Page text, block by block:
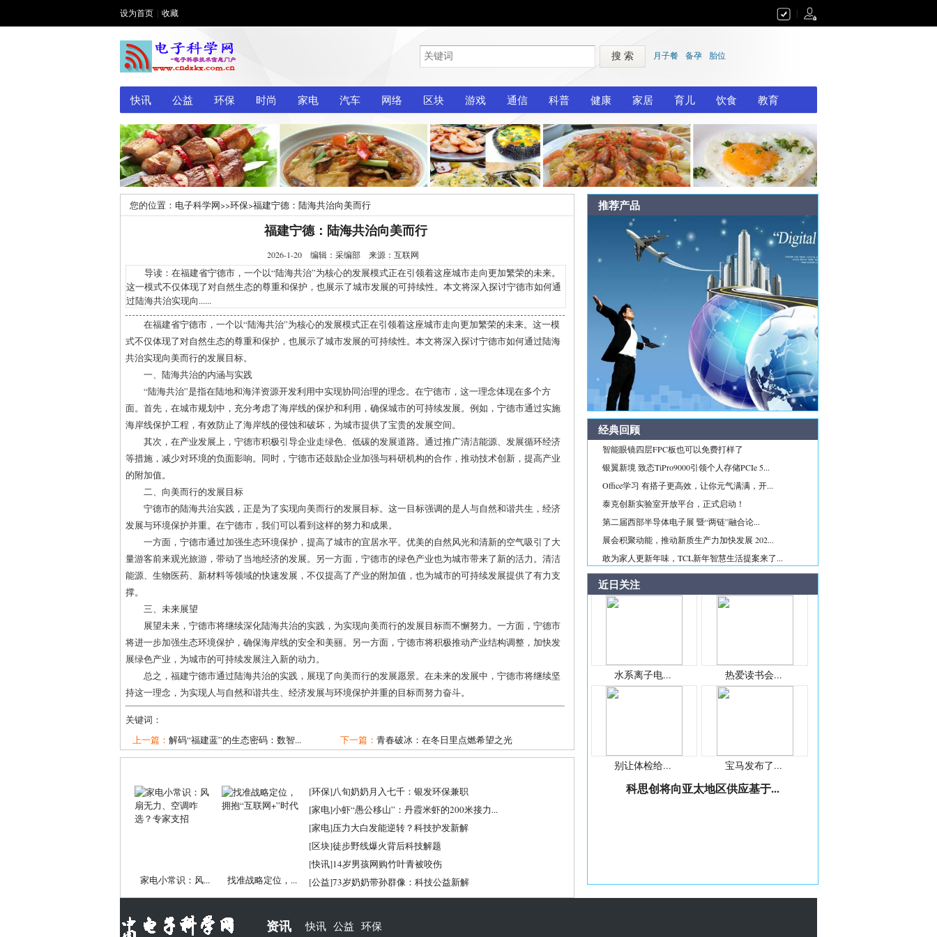
设为首页 收藏
搜 索 月子餐 备孕 胎位
快讯 公益 环保 时尚 家电 汽车 网络 区块 游戏 通信 科普 健康 家居 育儿 饮食 教育
您的位置： 电子科学网>>环保>福建宁德：陆海共治向美而行
福建宁德：陆海共治向美而行
2026-1-20 编辑：采编部 来源：互联网
导读：在福建省宁德市，一个以“陆海共治”为核心的发展模式正在引领着这座城市走向更加繁荣的未来。
这一模式不仅体现了对自然生态的尊重和保护，也展示了城市发展的可持续性。本文将深入探讨宁德市如何通
过陆海共治实现向......
在福建省宁德市，一个以“陆海共治”为核心的发展模式正在引领着这座城市走向更加繁荣的未来。这一模
式不仅体现了对自然生态的尊重和保护，也展示了城市发展的可持续性。本文将深入探讨宁德市如何通过陆海
共治实现向美而行的发展目标。
一、陆海共治的内涵与实践
“陆海共治”是指在陆地和海洋资源开发利用中实现协同治理的理念。在宁德市，这一理念体现在多个方
面。首先，在城市规划中，充分考虑了海岸线的保护和利用，确保城市的可持续发展。例如，宁德市通过实施
海岸线保护工程，有效防止了海岸线的侵蚀和破坏，为城市提供了宝贵的发展空间。
其次，在产业发展上，宁德市积极引导企业走绿色、低碳的发展道路。通过推广清洁能源、发展循环经济
等措施，减少对环境的负面影响。同时，宁德市还鼓励企业加强与科研机构的合作，推动技术创新，提高产业
的附加值。
二、向美而行的发展目标
宁德市的陆海共治实践，正是为了实现向美而行的发展目标。这一目标强调的是人与自然和谐共生，经济
发展与环境保护并重。在宁德市，我们可以看到这样的努力和成果。
一方面，宁德市通过加强生态环境保护，提高了城市的宜居水平。优美的自然风光和清新的空气吸引了大
量游客前来观光旅游，带动了当地经济的发展。另一方面，宁德市的绿色产业也为城市带来了新的活力。清洁
能源、生物医药、新材料等领域的快速发展，不仅提高了产业的附加值，也为城市的可持续发展提供了有力支
撑。
三、未来展望
展望未来，宁德市将继续深化陆海共治的实践，为实现向美而行的发展目标而不懈努力。一方面，宁德市
将进一步加强生态环境保护，确保海岸线的安全和美丽。另一方面，宁德市将积极推动产业结构调整，加快发
展绿色产业，为城市的可持续发展注入新的动力。
总之，福建宁德市通过陆海共治的实践，展现了向美而行的发展愿景。在未来的发展中，宁德市将继续坚
持这一理念，为实现人与自然和谐共生、经济发展与环境保护并重的目标而努力奋斗。
关键词：
上一篇： 解码“福建蓝”的生态密码：数智... 下一篇： 青春破冰：在冬日里点燃希望之光
家电小常识：风... 找准战略定位，...
[环保]八旬奶奶月入七千：银发环保兼职
[家电]小虾“愚公移山”：丹霞米虾的200米接力...
[家电]压力大白发能逆转？科技护发新解
[区块]徒步野线爆火背后科技解题
[快讯]14岁男孩网购竹叶青被咬伤
[公益]73岁奶奶带孙群像：科技公益新解
推荐产品
经典回顾
智能眼镜四层FPC板也可以免费打样了
银翼新境 致态TiPro9000引领个人存储PCIe 5...
Office学习 有搭子更高效，让你元气满满，开...
泰克创新实验室开放平台，正式启动！
第二届西部半导体电子展 暨“两链”融合论...
展会积聚动能，推动新质生产力加快发展 202...
敢为家人更新年味，TCL新年智慧生活提案来了...
近日关注
水系离子电... 热爱读书会...
别让体检给... 宝马发布了...
科思创将向亚太地区供应基于...
资讯 快讯 公益 环保